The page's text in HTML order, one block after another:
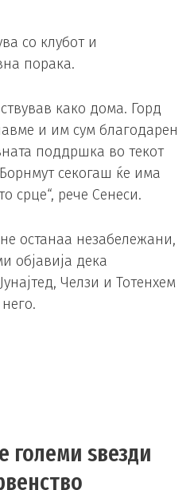
со клубот и
порака.
како дома. Горд
и им сум благодарен
поддршка во текот
секогаш ќе има
срце“, рече Сенеси.
останаа незабележани,
објавија дека
Челзи и Тотенхем
големи ѕвезди